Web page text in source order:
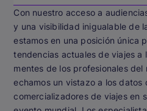
Con nuestro acceso a
y una visibilidad inigualable de
estamos en una posición única
tendencias actuales de viajes a
mentes de los profesionales del
echamos un vistazo a los datos
comercializadores de viajes en